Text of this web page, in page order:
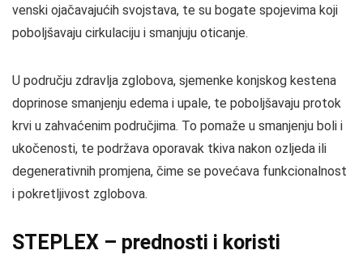
venski ojačavajućih svojstava, te su bogate spojevima koji
poboljšavaju cirkulaciju i smanjuju oticanje.
U području zdravlja zglobova, sjemenke konjskog kestena
doprinose smanjenju edema i upale, te poboljšavaju protok
krvi u zahvaćenim područjima. To pomaže u smanjenju boli i
ukočenosti, te podržava oporavak tkiva nakon ozljeda ili
degenerativnih promjena, čime se povećava funkcionalnost
i pokretljivost zglobova.
STEPLEX – prednosti i koristi